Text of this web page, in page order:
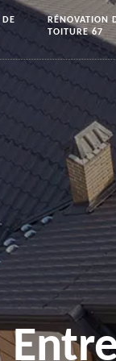
DE
RÉNOVATION
TOITURE 67